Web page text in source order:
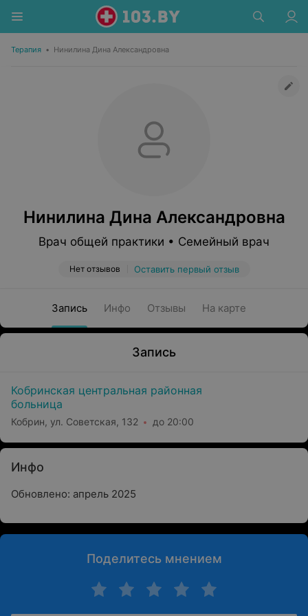
Терапия • Нинилина Дина Александровна
Нинилина Дина Александровна
Врач общей практики • Семейный врач
Нет отзывов Оставить первый отзыв
Запись Инфо Отзывы На карте
Запись
Кобринская центральная районная
больница
Кобрин, ул. Советская, 132 до 20:00
Инфо
Обновлено: апрель 2025
Поделитесь мнением